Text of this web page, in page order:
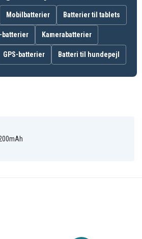
900272249
900272251
900272377
900272379
AG902
AG903
AG906
AG907R
AG909
AG910
AG932
AG932UK
AG933UK
AG934
Mobilbatterier Batterier til tablets
batterier Kamerabatterier
GPS-batterier Batteri til hundepejl